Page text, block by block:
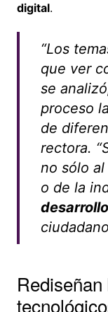
digital.
“Los
que ver
se
proceso
de
rectora.
no sólo al
o de la